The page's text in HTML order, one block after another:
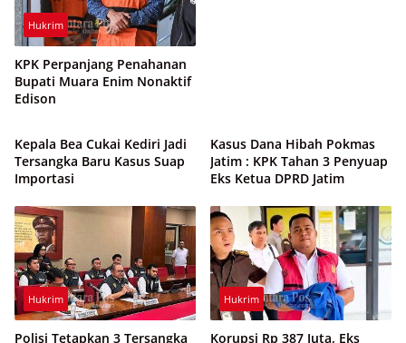
Hukrim
KPK Perpanjang Penahanan
Bupati Muara Enim Nonaktif
Edison
Hukrim
Kepala Bea Cukai Kediri Jadi
Tersangka Baru Kasus Suap
Importasi
Kasus Dana Hibah Pokmas
Jatim : KPK Tahan 3 Penyuap
Eks Ketua DPRD Jatim
Hukrim
Polisi Tetapkan 3 Tersangka
Hukrim
Korupsi Rp 387 Juta, Eks